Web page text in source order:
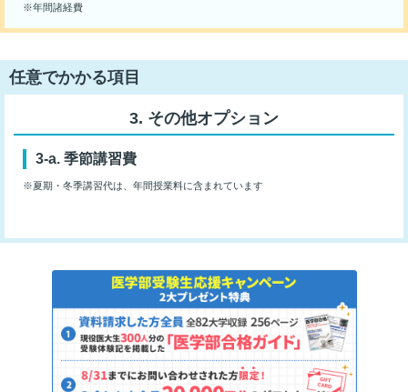
※年間諸経費
任意でかかる項目
その他オプション
季節講習費
※夏期・冬季講習代は、年間授業料に含まれています